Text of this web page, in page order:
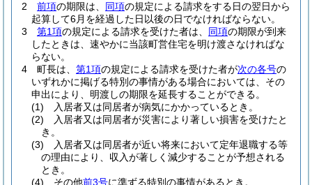
2
前項の期限は、 同項の規定による請求をする日の翌日から
起算して6月を経過した日以後の日でなければならない。
3
第1項の規定による請求を受けた者は、 同項の期限が到来
したときは、速やかに当該町営住宅を明け渡さなければな
らない。
4
町長は、 第1項の規定による請求を受けた者が次の各号の
いずれかに掲げる特別の事情がある場合においては、その
申出により、明渡しの期限を延長することができる。
(1)
入居者又は同居者が病気にかかっているとき。
(2)
入居者又は同居者が災害により著しい損害を受けたと
き。
(3)
入居者又は同居者が近い将来において定年退職する等
の理由により、収入が著しく減少することが予想される
とき。
(4)
その他前3号に準ずる特別の事情があるとき。